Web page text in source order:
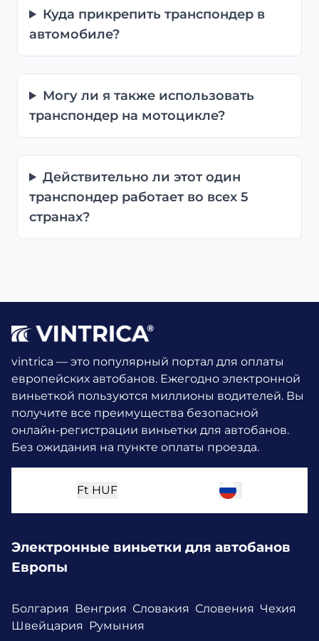
Куда прикрепить транспондер в
автомобиле?
Могу ли я также использовать
транспондер на мотоцикле?
Действительно ли этот один
транспондер работает во всех 5
странах?
vintrica — это популярный портал для оплаты
европейских автобанов. Ежегодно электронной
виньеткой пользуются миллионы водителей. Вы
получите все преимущества безопасной
онлайн-регистрации виньетки для автобанов.
Без ожидания на пункте оплаты проезда.
Ft HUF
Электронные виньетки для автобанов
Европы
Болгария Венгрия Словакия Словения Чехия
Швейцария
Румыния